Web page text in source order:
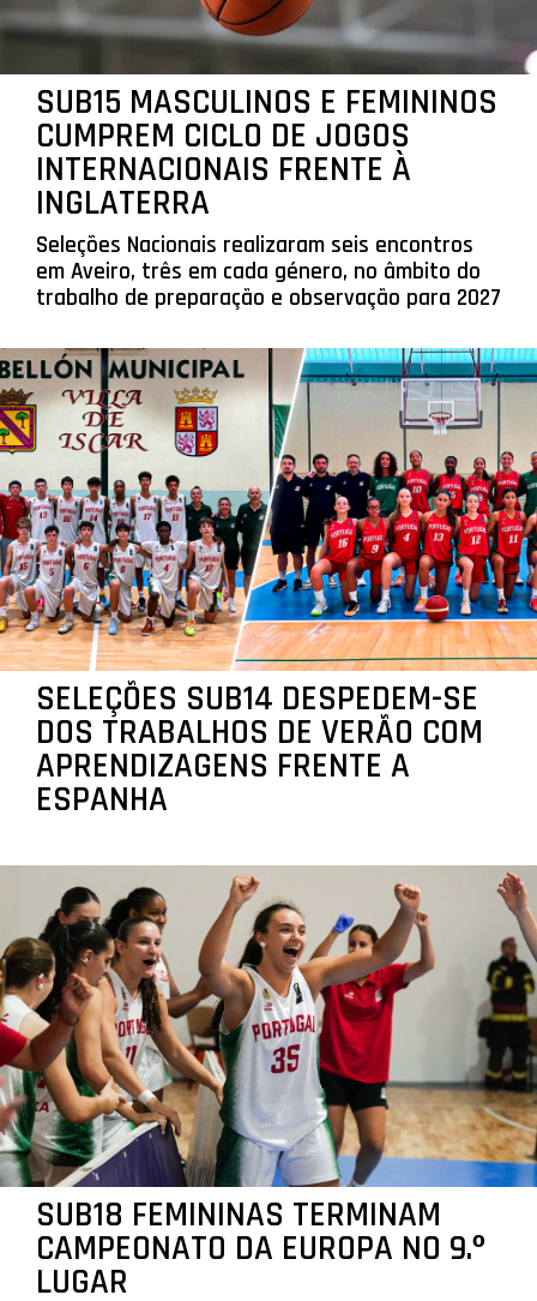
SUB15 MASCULINOS E FEMININOS
CUMPREM CICLO DE JOGOS
INTERNACIONAIS FRENTE À
INGLATERRA
Seleções Nacionais realizaram seis encontros
em Aveiro, três em cada género, no âmbito do
trabalho de preparação e observação para 2027
SELEÇÕES SUB14 DESPEDEM-SE
DOS TRABALHOS DE VERÃO COM
APRENDIZAGENS FRENTE A
ESPANHA
SUB18 FEMININAS TERMINAM
CAMPEONATO DA EUROPA NO 9.º
LUGAR